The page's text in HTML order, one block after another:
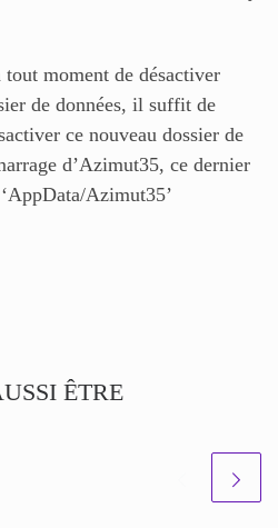
moment de désactiver
de données, il suffit de
ce nouveau dossier de
d’Azimut35, ce dernier
Azimut35’
ÊTRE